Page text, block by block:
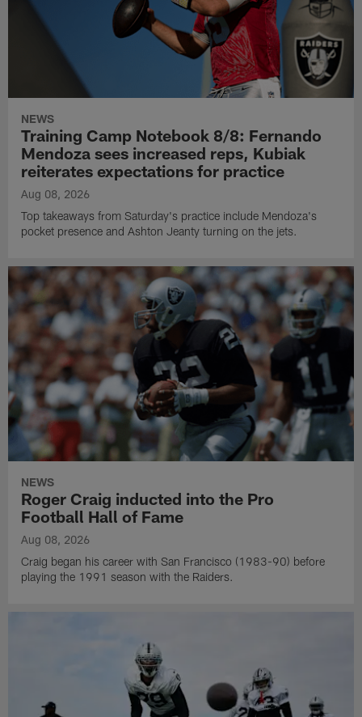
NEWS
Training Camp Notebook 8/8: Fernando
Mendoza sees increased reps, Kubiak
reiterates expectations for practice
Aug 08, 2026
Top takeaways from Saturday's practice include Mendoza's
pocket presence and Ashton Jeanty turning on the jets.
NEWS
Roger Craig inducted into the Pro
Football Hall of Fame
Aug 08, 2026
Craig began his career with San Francisco (1983-90) before
playing the 1991 season with the Raiders.